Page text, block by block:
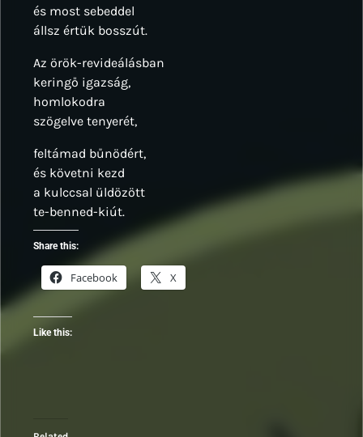
és most sebeddel
állsz értük bosszút.
Az örök-revideálásban
keringő igazság,
homlokodra
szögelve tenyerét,
feltámad bűnödért,
és követni kezd
a kulccsal üldözött
te-benned-kiút.
Share this:
Facebook X
Like this: